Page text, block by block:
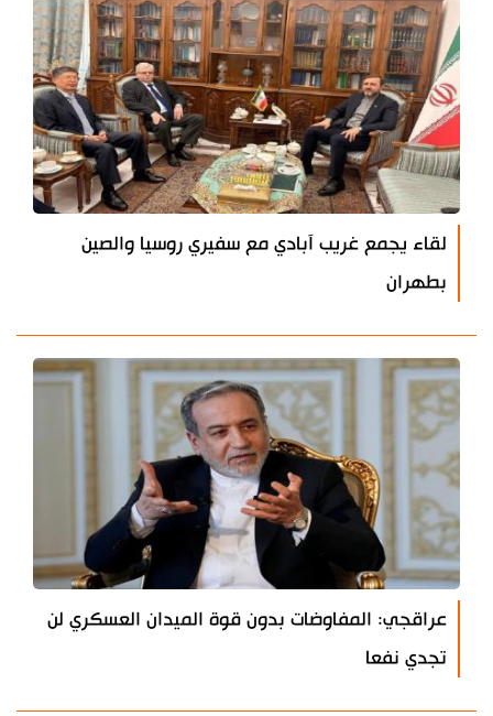
لقاء يجمع غريب آبادي مع سفيري روسيا والصين
بطهران
عراقجي: المفاوضات بدون قوة الميدان العسكري لن
تجدي نفعا